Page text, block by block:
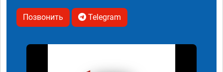
Позвонить Telegram